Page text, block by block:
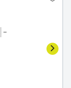
－